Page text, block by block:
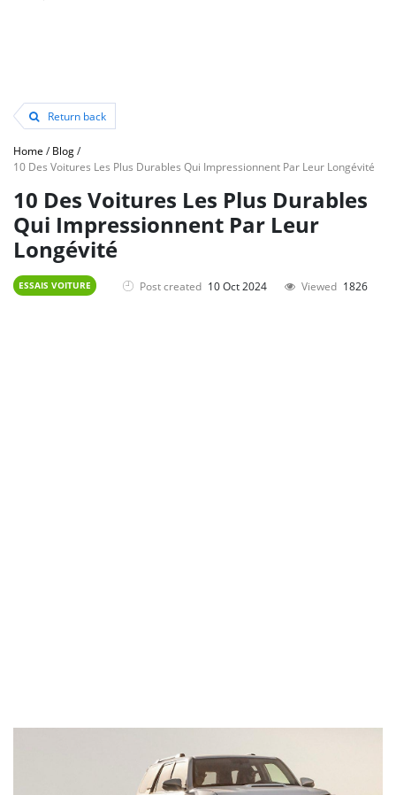
Return back
Home /Blog/
10 Des Voitures Les Plus Durables Qui Impressionnent Par Leur Longévité
10 Des Voitures Les Plus Durables
Qui Impressionnent Par Leur
Longévité
ESSAIS VOITURE Post created 10 Oct 2024 Viewed 1826